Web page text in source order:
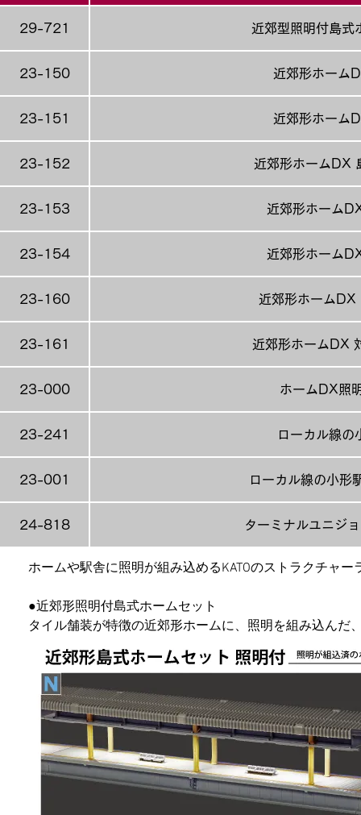
29-721 近郊型照明付島式
23-150 近郊形ホーム
23-151 近郊形ホーム
23-152 近郊形ホームDX
23-153 近郊形ホーム
23-154 近郊形ホーム
23-160 近郊形ホームDX
23-161 近郊形ホームDX
23-000 ホームDX照
23-241 ローカル線の
23-001 ローカル線の小形
24-818 ターミナルユニジ
ホームや駅舎に照明が組み込めるKATOのストラクチャー
●近郊形照明付島式ホームセット
タイル舗装が特徴の近郊形ホームに、照明を組み込んだ